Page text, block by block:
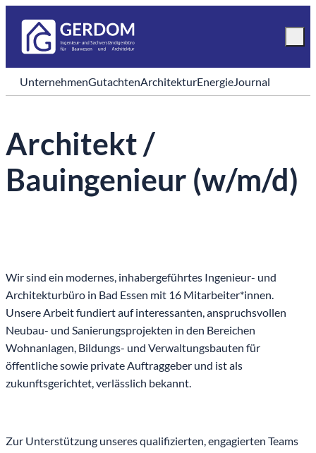
UnternehmenGutachtenArchitekturEnergieJournal
Architekt /
Bauingenieur (w/m/d)
Wir sind ein modernes, inhabergeführtes Ingenieur- und
Architekturbüro in Bad Essen mit 16 Mitarbeiter*innen.
Unsere Arbeit fundiert auf interessanten, anspruchsvollen
Neubau- und Sanierungsprojekten in den Bereichen
Wohnanlagen, Bildungs- und Verwaltungsbauten für
öffentliche sowie private Auftraggeber und ist als
zukunftsgerichtet, verlässlich bekannt.
Zur Unterstützung unseres qualifizierten, engagierten Teams